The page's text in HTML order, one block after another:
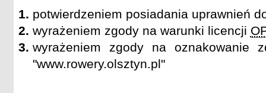
potwierdzeniem posiadania uprawnień
wyrażeniem zgody na warunki licencji
wyrażeniem zgody na oznakowanie
"www.rowery.olsztyn.pl"